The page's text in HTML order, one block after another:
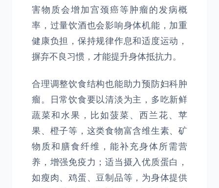
害物质会增加宫颈癌等肿瘤的发病概
率，过量饮酒也会影响身体机能，加重
健康负担，保持规律作息和适度运动，
摒弃不良习惯，才能提升身体抵抗力。
合理调整饮食结构也能助力预防妇科肿
瘤。日常饮食要以清淡为主，多吃新鲜
蔬菜和水果，比如菠菜、西兰花、苹
果、橙子等，这类食物富含维生素、矿
物质和膳食纤维，能补充身体所需营
养，增强免疫力；适当摄入优质蛋白，
如瘦肉、鸡蛋、豆制品等，为身体提供